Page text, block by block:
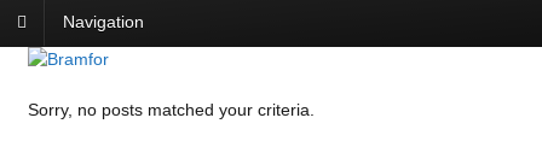
Navigation
Sorry, no posts matched your criteria.